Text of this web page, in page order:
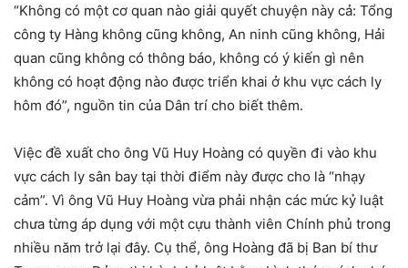
“Không có một cơ quan nào giải quyết chuyện này cả: Tổng
công ty Hàng không cũng không, An ninh cũng không, Hải
quan cũng không có thông báo, không có ý kiến gì nên
không có hoạt động nào được triển khai ở khu vực cách ly
hôm đó”, nguồn tin của Dân trí cho biết thêm.
Việc đề xuất cho ông Vũ Huy Hoàng có quyền đi vào khu
vực cách ly sân bay tại thời điểm này được cho là “nhạy
cảm”. Vì ông Vũ Huy Hoàng vừa phải nhận các mức kỷ luật
chưa từng áp dụng với một cựu thành viên Chính phủ trong
nhiều năm trở lại đây. Cụ thể, ông Hoàng đã bị Ban bí thư